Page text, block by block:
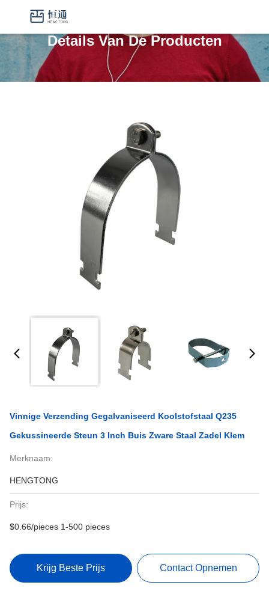
Details Van De Producten
Vinnige Verzending Gegalvaniseerd Koolstofstaal Q235
Gekussineerde Steun 3 Inch Buis Zware Staal Zadel Klem
Merknaam:
HENGTONG
Prijs:
$0.66/pieces 1-500 pieces
Krijg Beste Prijs Contact Opnemen